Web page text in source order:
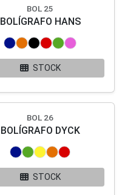
BOL 25
BOLÍGRAFO HANS
STOCK
BOL 26
BOLÍGRAFO DYCK
STOCK